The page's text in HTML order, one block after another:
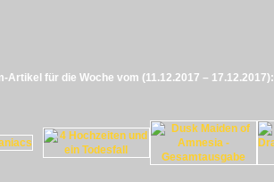
Artikel für die Woche vom (11.12.2017 – 17.12.2017):